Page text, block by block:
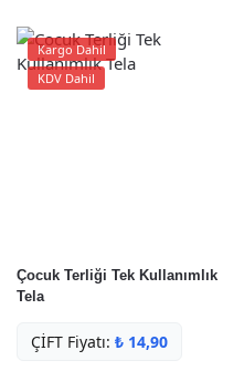
Kargo Dahil
KDV Dahil
Çocuk Terliği Tek Kullanımlık
Tela
ÇİFT Fiyatı: ₺ 14,90